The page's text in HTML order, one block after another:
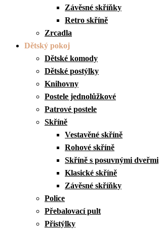
Závěsné skříňky
Retro skříně
Zrcadla
Dětský pokoj
Dětské komody
Dětské postýlky
Knihovny
Postele jednolůžkové
Patrové postele
Skříně
Vestavěné skříně
Rohové skříně
Skříně s posuvnými dveřmi
Klasické skříně
Závěsné skříňky
Police
Přebalovací pult
Přistýlky